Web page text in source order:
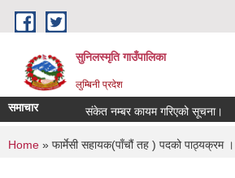
Skip to main content
सुनिलस्मृति गाउँपालिका
लुम्बिनी प्रदेश
समाचार संकेत नम्बर कायम गरिएको सूचना।
You are here
Home » फार्मेसी सहायक(पाँचौं तह ) पदको पाठ्यक्रम ।